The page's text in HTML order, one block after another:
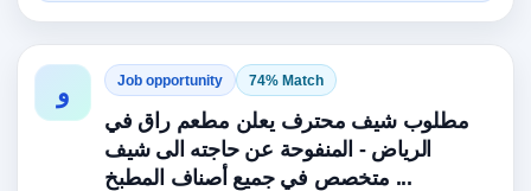
و Job opportunity 74% Match
مطلوب شيف محترف يعلن مطعم راق في
الرياض - المنفوحة عن حاجته الى شيف
متخصص في جميع أصناف المطبخ ...